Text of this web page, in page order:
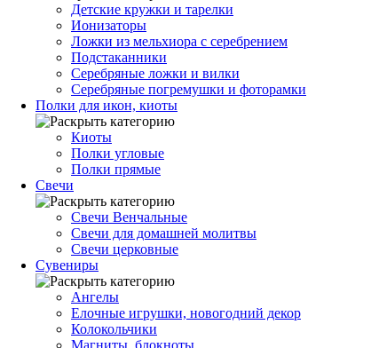
Детские кружки и тарелки
Ионизаторы
Ложки из мельхиора с серебрением
Подстаканники
Серебряные ложки и вилки
Серебряные погремушки и фоторамки
Полки для икон, киоты
Киоты
Полки угловые
Полки прямые
Свечи
Свечи Венчальные
Свечи для домашней молитвы
Свечи церковные
Сувениры
Ангелы
Елочные игрушки, новогодний декор
Колокольчики
Магниты, блокноты